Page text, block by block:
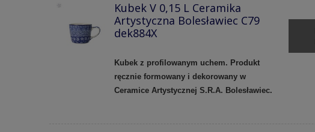
Kubek V 0,15 L Ceramika
Artystyczna Bolesławiec C79
dek884X
Kubek z profilowanym uchem. Produkt
ręcznie formowany i dekorowany w
Ceramice Artystycznej S.R.A. Bolesławiec.